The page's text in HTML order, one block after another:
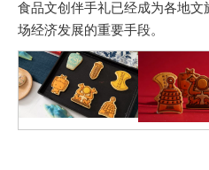
食品文创伴手礼已经成为各地
场经济发展的重要手段。